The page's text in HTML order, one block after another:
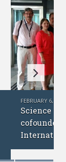
with